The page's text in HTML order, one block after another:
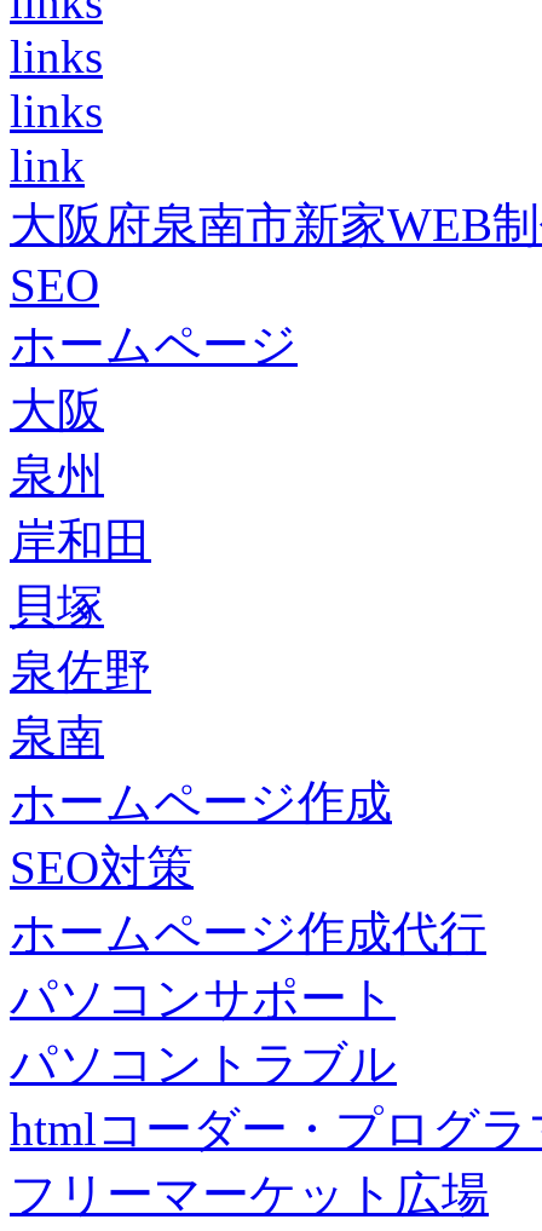
links
links
link
大阪府泉南市新家WEB
SEO
ホームページ
大阪
泉州
岸和田
貝塚
泉佐野
泉南
ホームページ作成
SEO対策
ホームページ作成代行
パソコンサポート
パソコントラブル
htmlコーダー・プログラ
フリーマーケット広場